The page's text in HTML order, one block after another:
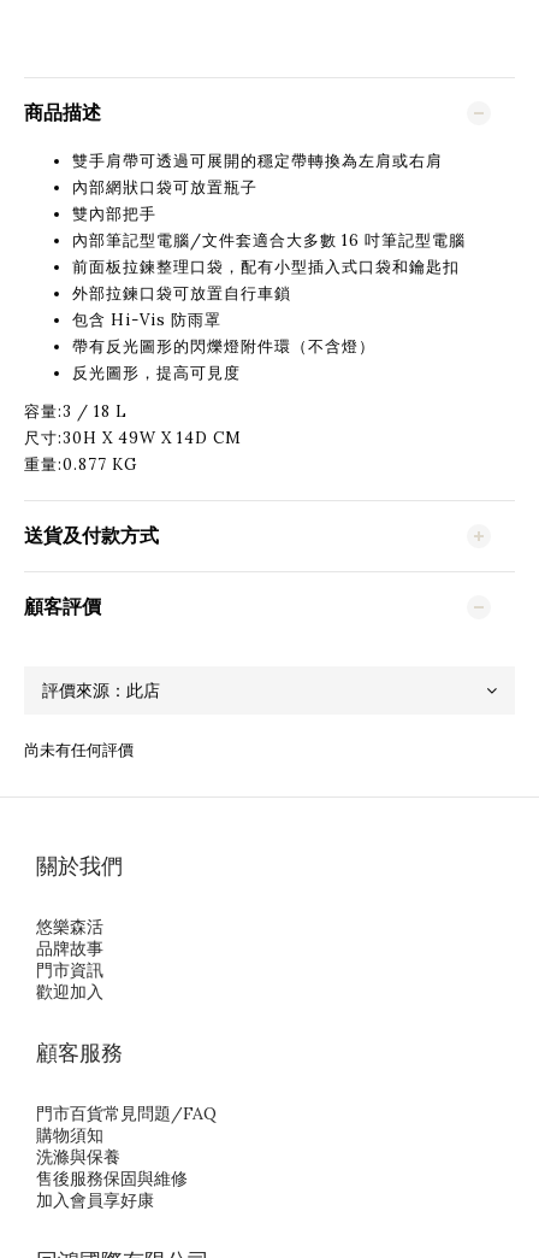
商品描述
雙手肩帶可透過可展開的穩定帶轉換為左肩或右肩
內部網狀口袋可放置瓶子
雙內部把手
內部筆記型電腦/文件套適合大多數 16 吋筆記型電腦
前面板拉鍊整理口袋，配有小型插入式口袋和鑰匙扣
外部拉鍊口袋可放置自行車鎖
包含 Hi-Vis 防雨罩
帶有反光圖形的閃爍燈附件環（不含燈）
反光圖形，提高可見度
容量:3 / 18 L
尺寸:30H X 49W X 14D CM
重量:0.877 KG
送貨及付款方式
顧客評價
尚未有任何評價
關於我們
悠樂森活
品牌故事
門市資訊
歡迎加入
顧客服務
門市百貨常見問題/FAQ
購物須知
洗滌與保養
售後服務保固與維修
加入會員享好康